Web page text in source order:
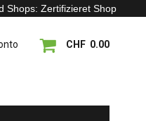
Shops: Zertifizieret Shop
CHF 0.00